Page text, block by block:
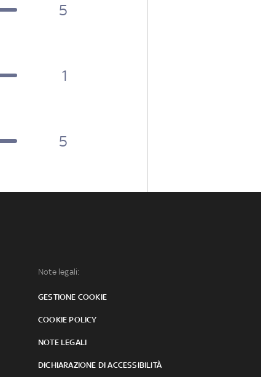
5
1
5
Note legali:
GESTIONE COOKIE
COOKIE POLICY
NOTE LEGALI
DICHIARAZIONE DI ACCESSIBILITÀ